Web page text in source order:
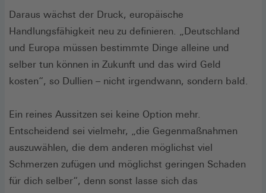
Daraus wächst der Druck, europäische
Handlungsfähigkeit neu zu definieren. „Deutschland
und Europa müssen bestimmte Dinge alleine und
selber tun können in Zukunft und das wird Geld
kosten“, so Dullien – nicht irgendwann, sondern bald.
Ein reines Aussitzen sei keine Option mehr.
Entscheidend sei vielmehr, „die Gegenmaßnahmen
auszuwählen, die dem anderen möglichst viel
Schmerzen zufügen und möglichst geringen Schaden
für dich selber“, denn sonst lasse sich das